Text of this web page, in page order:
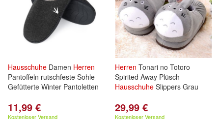
Hausschuhe Damen Herren
Pantoffeln rutschfeste Sohle
Gefütterte Winter Pantoletten
11,99 €
Kostenloser Versand
Herren Tonari no Totoro
Spirited Away Plüsch
Hausschuhe Slippers Grau
29,99 €
Kostenloser Versand